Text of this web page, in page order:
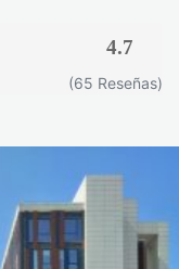
4.7
(65 Reseñas)